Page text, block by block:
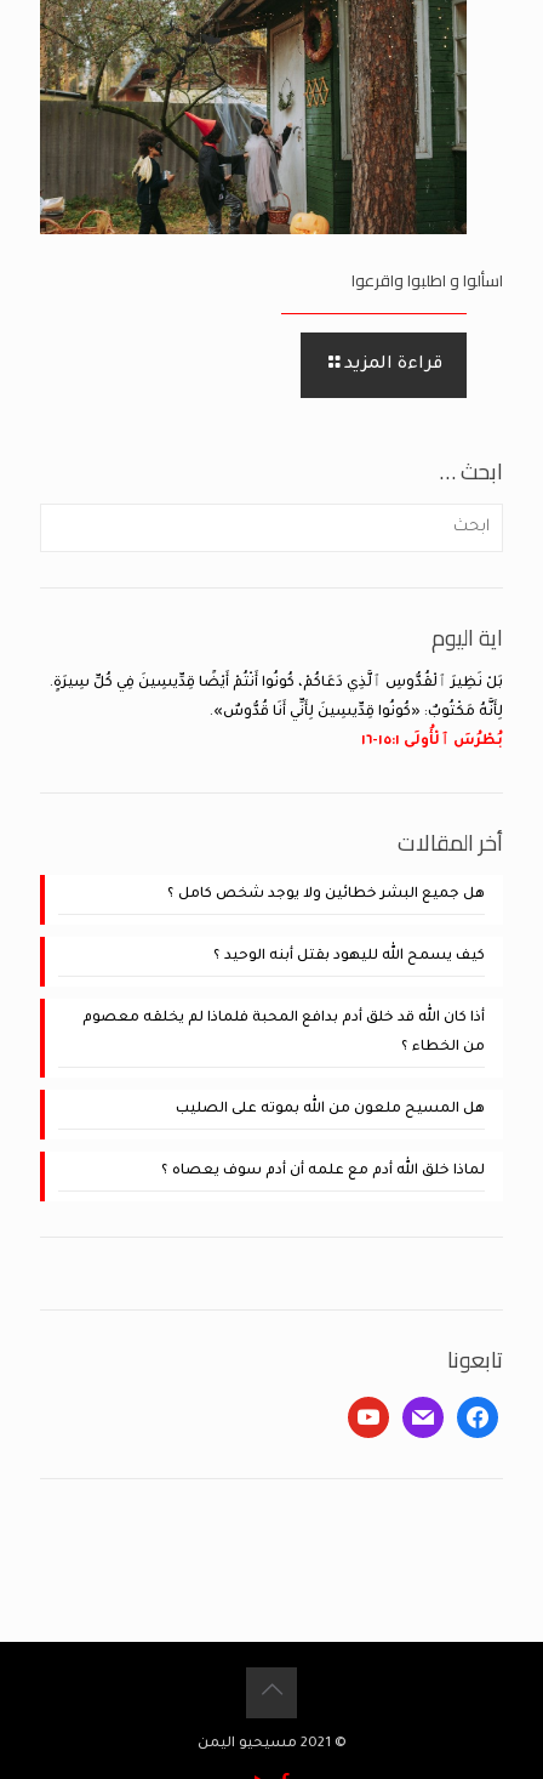
اسألوا و اطلبوا واقرعوا
قراءة المزيد
ابحث …
اية اليوم
بَلْ نَظِيرَ ٱلْقُدُّوسِ ٱلَّذِي دَعَاكُمْ، كُونُوا أَنْتُمْ أَيْضًا قِدِّيسِينَ فِي كُلِّ سِيرَةٍ.
لِأَنَّهُ مَكْتُوبٌ: «كُونُوا قِدِّيسِينَ لِأَنِّي أَنَا قُدُّوسٌ».
بُطْرُسَ ٱلْأُولَى ١:‏١٥-‏١٦
أخر المقالات
هل جميع البشر خطائين ولا يوجد شخص كامل ؟
كيف يسمح الله لليهود بقتل أبنه الوحيد ؟
أذا كان الله قد خلق أدم بدافع المحبة فلماذا لم يخلقه معصوم
من الخطاء ؟
هل المسيح ملعون من الله بموته على الصليب
لماذا خلق الله أدم مع علمه أن أدم سوف يعصاه ؟
تابعونا
facebook
mail
youtube
© 2021 مسيحيو اليمن